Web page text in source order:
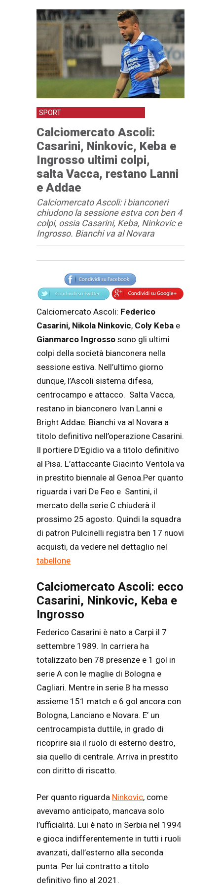
SPORT
Calciomercato Ascoli:
Casarini, Ninkovic, Keba e
Ingrosso ultimi colpi,
salta Vacca, restano Lanni
e Addae
Calciomercato Ascoli: i bianconeri
chiudono la sessione estva con ben 4
colpi, ossia Casarini, Keba, Ninkovic e
Ingrosso. Bianchi va al Novara
Articolo
Testo articolo principale
Calciomercato Ascoli: Federico
Casarini, Nikola Ninkovic, Coly Keba e
Gianmarco Ingrosso sono gli ultimi
colpi della società bianconera nella
sessione estiva. Nell’ultimo giorno
dunque, l’Ascoli sistema difesa,
centrocampo e attacco. Salta Vacca,
restano in bianconero Ivan Lanni e
Bright Addae. Bianchi va al Novara a
titolo definitivo nell’operazione Casarini.
Il portiere D’Egidio va a titolo definitivo
al Pisa. L’attaccante Giacinto Ventola va
in prestito biennale al Genoa.Per quanto
riguarda i vari De Feo e Santini, il
mercato della serie C chiuderà il
prossimo 25 agosto. Quindi la squadra
di patron Pulcinelli registra ben 17 nuovi
acquisti, da vedere nel dettaglio nel
tabellone
Calciomercato Ascoli: ecco
Casarini, Ninkovic, Keba e
Ingrosso
Federico Casarini è nato a Carpi il 7
settembre 1989. In carriera ha
totalizzato ben 78 presenze e 1 gol in
serie A con le maglie di Bologna e
Cagliari. Mentre in serie B ha messo
assieme 151 match e 6 gol ancora con
Bologna, Lanciano e Novara. E’ un
centrocampista duttile, in grado di
ricoprire sia il ruolo di esterno destro,
sia quello di centrale. Arriva in prestito
con diritto di riscatto.
Per quanto riguarda Ninkovic, come
avevamo anticipato, mancava solo
l’ufficialità. Lui è nato in Serbia nel 1994
e gioca indifferentemente in tutti i ruoli
avanzati, dall’esterno alla seconda
punta. Per lui contratto a titolo
definitivo fino al 2021.